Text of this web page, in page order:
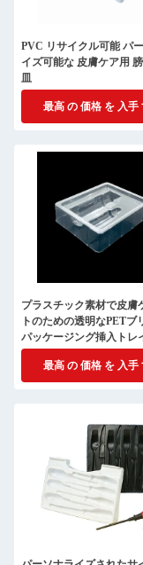
PVC リサイクル可能 パ
イズ可能な 皮膚ケア用
皿
最高 の 価格 を 入手
プラスチック素材で皮膚
トのための透明なPETブ
パッケージング挿入トレ
最高 の 価格 を 入手